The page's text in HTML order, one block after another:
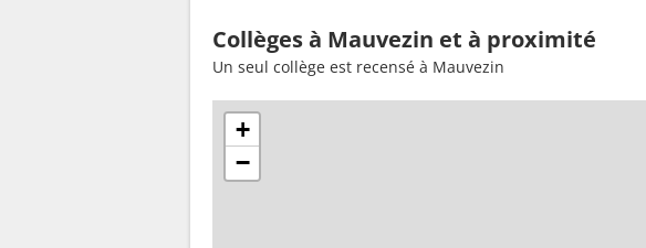
Collèges à Mauvezin et à proximité
Un seul collège est recensé à Mauvezin
+
−